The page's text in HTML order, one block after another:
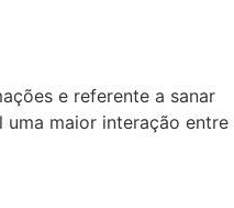
e referente a sanar
uma maior interação entre